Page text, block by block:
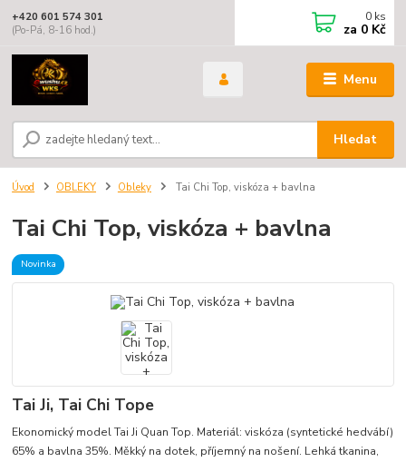
Menu
Hledat
+420 601 574 301
(Po-Pá, 8-16 hod.)
0 ks
za 0 Kč
Úvod OBLEKY Obleky Tai Chi Top, viskóza + bavlna
Tai Chi Top, viskóza + bavlna
Novinka
Tai Ji, Tai Chi Tope
Ekonomický model Tai Ji Quan Top. Materiál: viskóza (syntetické hedvábí)
65% a bavlna 35%. Měkký na dotek, příjemný na nošení. Lehká tkanina,